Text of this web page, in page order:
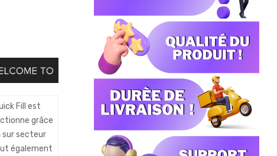
Fill est
grâce
sur secteur
également